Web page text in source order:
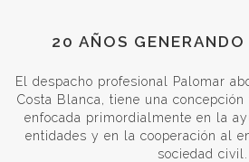
20 AÑOS
El despacho profesional Palomar
Costa Blanca, tiene una concepción
enfocada primordialmente en la
entidades y en la cooperación al
sociedad civil.